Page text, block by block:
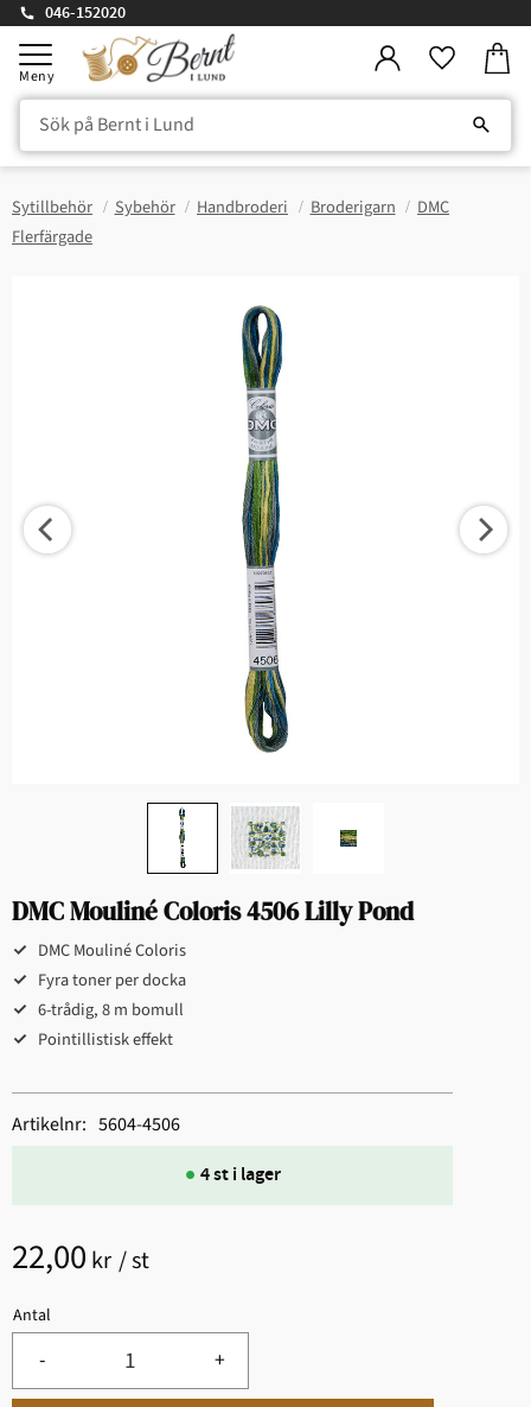
Meny
046-152020
Sytillbehör Sybehör Handbroderi Broderigarn
DMC
Flerfärgade
DMC Mouliné Coloris 4506 Lilly Pond
DMC Mouliné Coloris
Fyra toner per docka
6-trådig, 8 m bomull
Pointillistisk effekt
22,00 kr /st
Antal
+
-
4 st i lager
Artikelnr 5604-4506